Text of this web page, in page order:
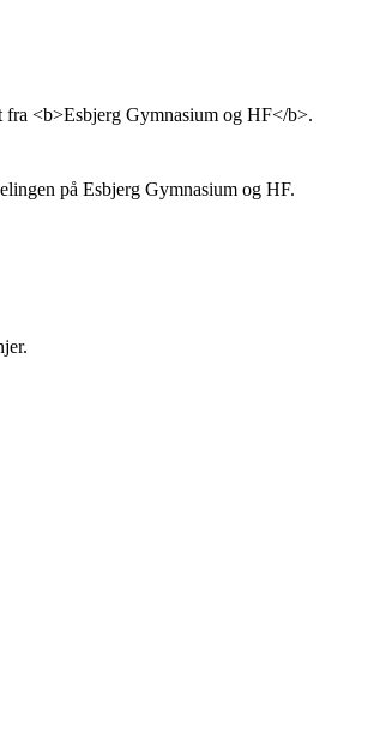
<b>Esbjerg Gymnasium og HF</b>.
på Esbjerg Gymnasium og HF.